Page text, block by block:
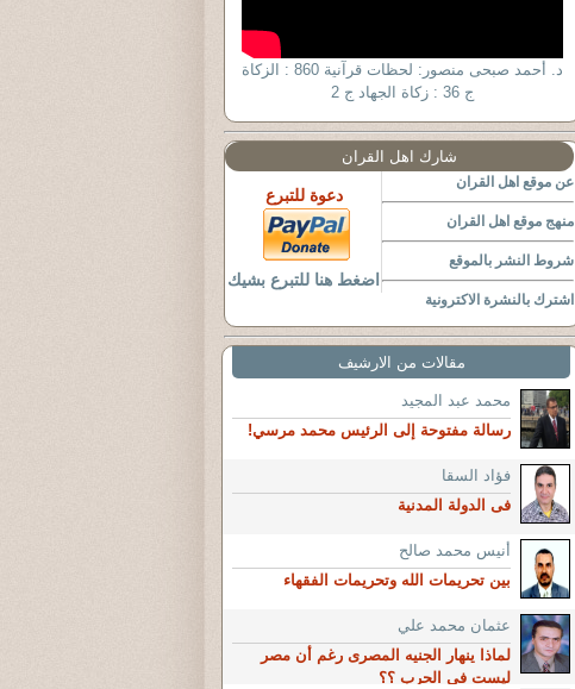
د. أحمد صبحى منصور: لحظات قرآنية 860 : الزكاة
ج 36 : زكاة الجهاد ج 2
شارك اهل القران
عن موقع اهل القران
منهج موقع اهل القران
شروط النشر بالموقع
اشترك بالنشرة الاكترونية
دعوة للتبرع
اضغط هنا للتبرع بشيك
مقالات من الارشيف
محمد عبد المجيد
رسالة مفتوحة إلى الرئيس محمد مرسي!
فؤاد السقا
فى الدولة المدنية
أنيس محمد صالح
بين تحريمات الله وتحريمات الفقهاء
عثمان محمد علي
لماذا ينهار الجنيه المصرى رغم أن مصر
ليست فى الحرب ؟؟